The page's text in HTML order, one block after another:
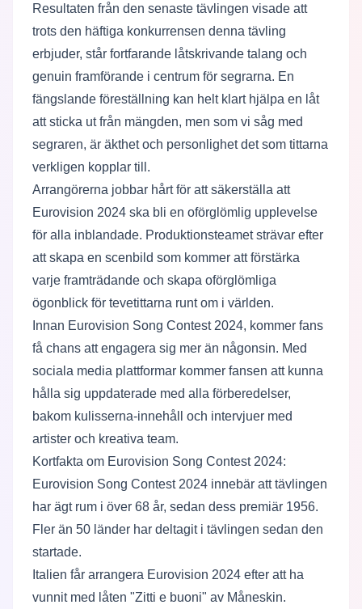
Resultaten från den senaste tävlingen visade att
trots den häftiga konkurrensen denna tävling
erbjuder, står fortfarande låtskrivande talang och
genuin framförande i centrum för segrarna. En
fängslande föreställning kan helt klart hjälpa en låt
att sticka ut från mängden, men som vi såg med
segraren, är äkthet och personlighet det som tittarna
verkligen kopplar till.
Arrangörerna jobbar hårt för att säkerställa att
Eurovision 2024 ska bli en oförglömlig upplevelse
för alla inblandade. Produktionsteamet strävar efter
att skapa en scenbild som kommer att förstärka
varje framträdande och skapa oförglömliga
ögonblick för tevetittarna runt om i världen.
Innan Eurovision Song Contest 2024, kommer fans
få chans att engagera sig mer än någonsin. Med
sociala media plattformar kommer fansen att kunna
hålla sig uppdaterade med alla förberedelser,
bakom kulisserna-innehåll och intervjuer med
artister och kreativa team.
Kortfakta om Eurovision Song Contest 2024:
Eurovision Song Contest 2024 innebär att tävlingen
har ägt rum i över 68 år, sedan dess premiär 1956.
Fler än 50 länder har deltagit i tävlingen sedan den
startade.
Italien får arrangera Eurovision 2024 efter att ha
vunnit med låten "Zitti e buoni" av Måneskin.